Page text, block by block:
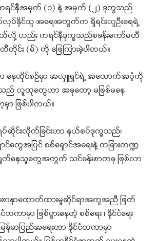
ရင်နီအမှတ် (၁) နဲ့ အမှတ် (၂) ဒုက္ခသည်
လုပ်နိုင်သူ အရေအတွက်က ရှိရင်းလူဦးရေရဲ့
ယ်လို့ လည်း ကရင်နီဒုက္ခသည်စခန်းကော်မတီ
တိုင်း (မ်) ကို ဖြေကြားခဲ့ပါတယ်။
ာ နေထိုင်စဉ်မှာ အလှူရှင်ရဲ့ အထောက်အပံ့ကို
သည် လူထုတွေဟာ အခုတော့ မဖြစ်မနေ
ဖြစ်ပါတယ်။
းလိုက်ခြင်းဟာ နယ်စပ်ဒုက္ခသည်၊
င်တွေအပြင် စစ်ရှောင်အရေးနဲ့ တခြားကဏ္ဍ
က်နေသူတွေအတွက် သင်ခန်းစာတခု ဖြစ်လာ
စာနာထောက်ထားမှုဆိုင်ရာအကူအညီ ဖြတ်
ာမှာ ဖြစ်ပွားနေတဲ့ စစ်ရေး ၊ နိုင်ငံရေး
ြန်မာပြည်အရေးဟာ နိုင်ငံတကာမှာ